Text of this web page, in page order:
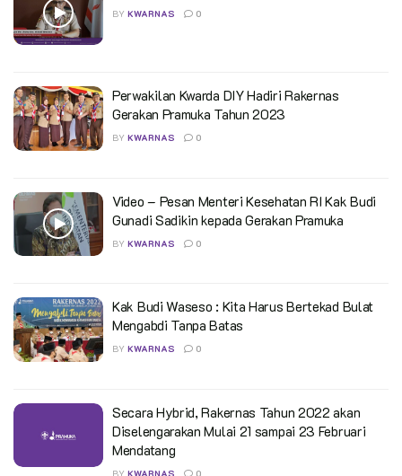
BY KWARNAS 0
Perwakilan Kwarda DIY Hadiri Rakernas
Gerakan Pramuka Tahun 2023
BY KWARNAS 0
Video – Pesan Menteri Kesehatan RI Kak Budi
Gunadi Sadikin kepada Gerakan Pramuka
BY KWARNAS 0
Kak Budi Waseso : Kita Harus Bertekad Bulat
Mengabdi Tanpa Batas
BY KWARNAS 0
Secara Hybrid, Rakernas Tahun 2022 akan
Diselengarakan Mulai 21 sampai 23 Februari
Mendatang
BY KWARNAS 0